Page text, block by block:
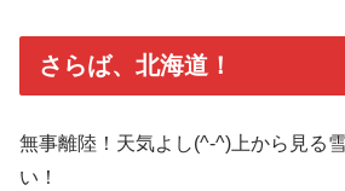
さらば、北海道！
無事離陸！天気よし(^-^)上から見る
い！